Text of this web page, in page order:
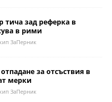
тича зад реферка в
в рими
ЗаПерник
за отсъствия в
мерки
ЗаПерник